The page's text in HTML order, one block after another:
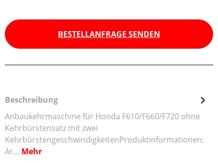
BESTELLANFRAGE SENDEN
Beschreibung
Anbaukehrmaschine für Honda F610/F660/F720 ohne
Kehrbürstensatz mit zwei
KehrbürstengeschwindigkeitenProduktinformationen:
Ar… Mehr